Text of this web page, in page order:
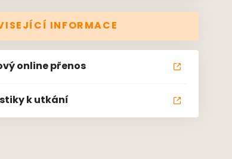
INFORMACE
online přenos
k utkání